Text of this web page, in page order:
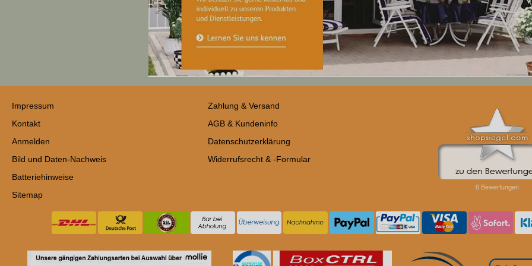
Impressum
Kontakt
Anmelden
Bild und Daten-Nachweis
Batteriehinweise
Sitemap
Zahlung & Versand
AGB & Kundeninfo
Datenschutzerklärung
Widerrufsrecht & -Formular